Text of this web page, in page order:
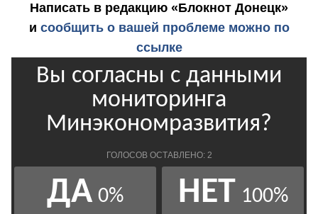
Написать в редакцию «Блокнот Донецк»
и сообщить о вашей проблеме можно по
ссылке